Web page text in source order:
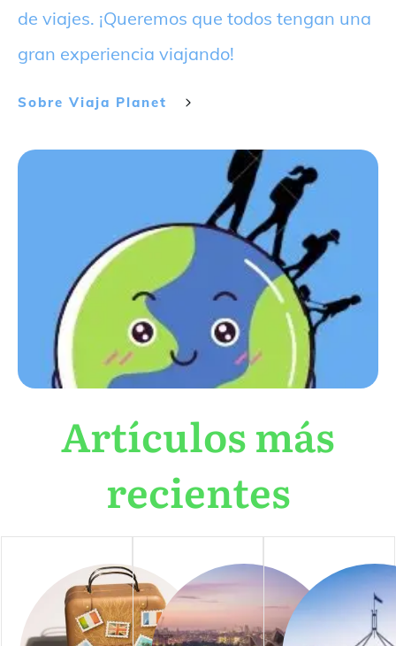
de viajes. ¡Queremos que todos tengan una
gran experiencia viajando!
Sobre Viaja Planet
Artículos más
recientes